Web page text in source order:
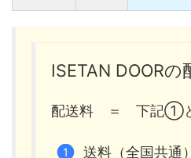
ISETAN DOORの
配送料 ＝ 下記①
送料（全国共通）